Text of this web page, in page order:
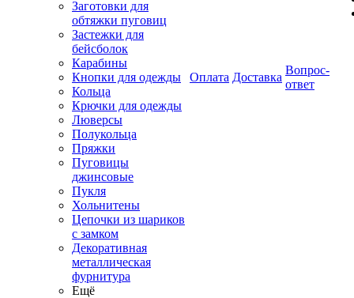
Заготовки для
обтяжки пуговиц
Застежки для
бейсболок
Карабины
Кнопки для одежды
Кольца
Крючки для одежды
Люверсы
Полукольца
Пряжки
Пуговицы
джинсовые
Пукля
Хольнитены
Цепочки из шариков
с замком
Декоративная
металлическая
фурнитура
Ещё
Оплата Доставка
Вопрос-
ответ